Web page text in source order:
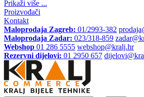
Prikaži više ...
Proizvođači
Kontakt
Maloprodaja Zagreb: 01/2993-382
Maloprodaja Zadar: 023/318-859
Webshop 01 286 5555 webshop@kralj.hr
Rezervni dijelovi: 01 2950 657